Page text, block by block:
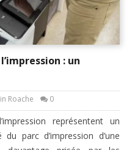
: un
Roache 0
représentent un
parc d’impression d’une